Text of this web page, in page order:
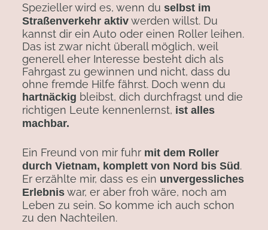
Spezieller wird es, wenn du selbst im
Straßenverkehr aktivwerden willst. Du
kannst dir ein Auto oder einen Roller leihen.
Das ist zwar nicht überall möglich, weil
generell eher Interesse besteht dich als
Fahrgast zu gewinnen und nicht, dass du
ohne fremde Hilfe fährst. Doch wenn du
hartnäckig bleibst, dich durchfragst und die
richtigen Leute kennenlernst, ist alles
machbar.
Ein Freund von mir fuhr mit dem Roller
durch Vietnam, komplett von Nord bis Süd .
Er erzählte mir, dass es ein unvergessliches
Erlebniswar, er aber froh wäre, noch am
Leben zu sein. So komme ich auch schon
zu den Nachteilen.